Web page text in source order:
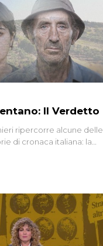
Il Verdetto
ripercorre alcune delle
di cronaca italiana: la